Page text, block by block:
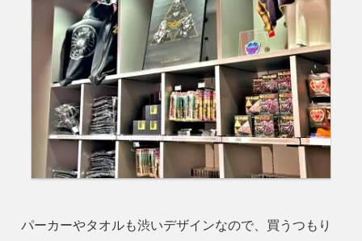
パーカーやタオルも渋いデザインなので、買うつもり